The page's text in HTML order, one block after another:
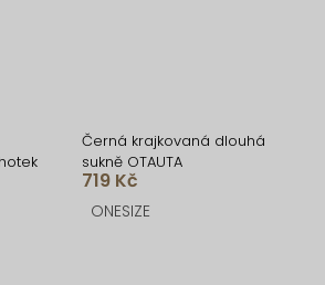
Černá krajkovaná dlouhá
sukně OTAUTA
719 Kč
ONESIZE